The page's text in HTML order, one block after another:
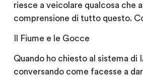
riesce a veicolare qualcosa che
comprensione di tutto questo.
Il Fiume e le Gocce
Quando ho chiesto al sistema di
conversando come facesse a